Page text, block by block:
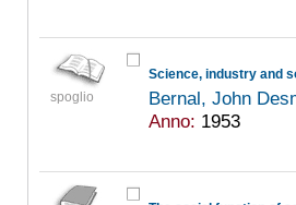
spoglio
Science, industry and
Bernal, John
Anno: 1953